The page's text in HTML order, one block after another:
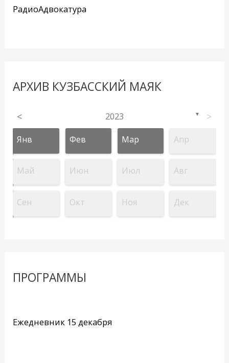
РадиоАдвокатура
АРХИВ КУЗБАССКИЙ МАЯК
< 2023 ▼ >
Янв Фев Мар Апр
Май Июн Июл Авг
Сен Окт Ноя Дек
ПРОГРАММЫ
Ежедневник 15 декабря